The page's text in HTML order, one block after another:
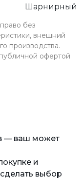
Шарнирный
без
внешний
производства.
офертой
— ваш может
и
выбор